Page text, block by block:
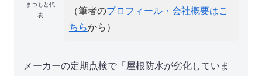
まつもと代
表
（筆者のプロフィール・会社概要はこ
ちらから）
メーカーの定期点検で「屋根防水が劣化していま